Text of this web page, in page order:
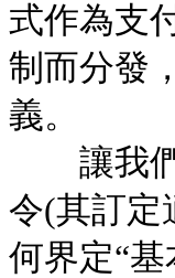
式作為支
制而分發
義。
讓我們
令(其訂定
何界定“基